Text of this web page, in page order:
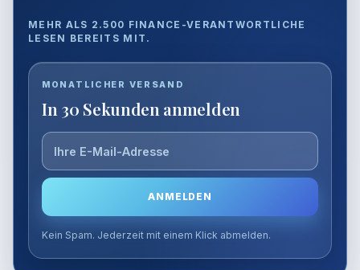
MEHR ALS 2.500 FINANCE-VERANTWORTLICHE
LESEN BEREITS MIT.
MONATLICHER VERSAND
In 30 Sekunden anmelden
E-
Mail-
Adresse
ANMELDEN
Kein Spam. Jederzeit mit einem Klick abmelden.